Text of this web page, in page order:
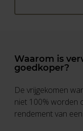
Waarom is
goedkoper?
De vrijgekomen
niet 100% worden
rendement van